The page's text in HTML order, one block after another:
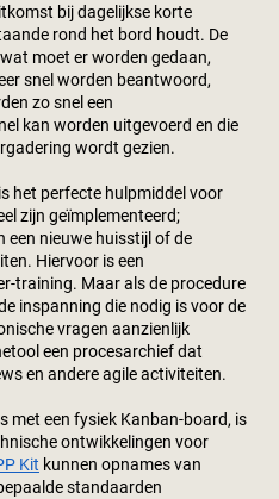
bij dagelijkse korte
rond het bord houdt. De
moet er worden gedaan,
snel worden beantwoord,
zo snel een
kan worden uitgevoerd en die
wordt gezien.
het perfecte hulpmiddel voor
zijn geïmplementeerd;
een nieuwe huisstijl of de
Hiervoor is een
training. Maar als de procedure
inspanning die nodig is voor de
vragen aanzienlijk
een procesarchief dat
en andere agile activiteiten.
met een fysiek Kanban-board, is
ontwikkelingen voor
Kit kunnen opnames van
standaarden